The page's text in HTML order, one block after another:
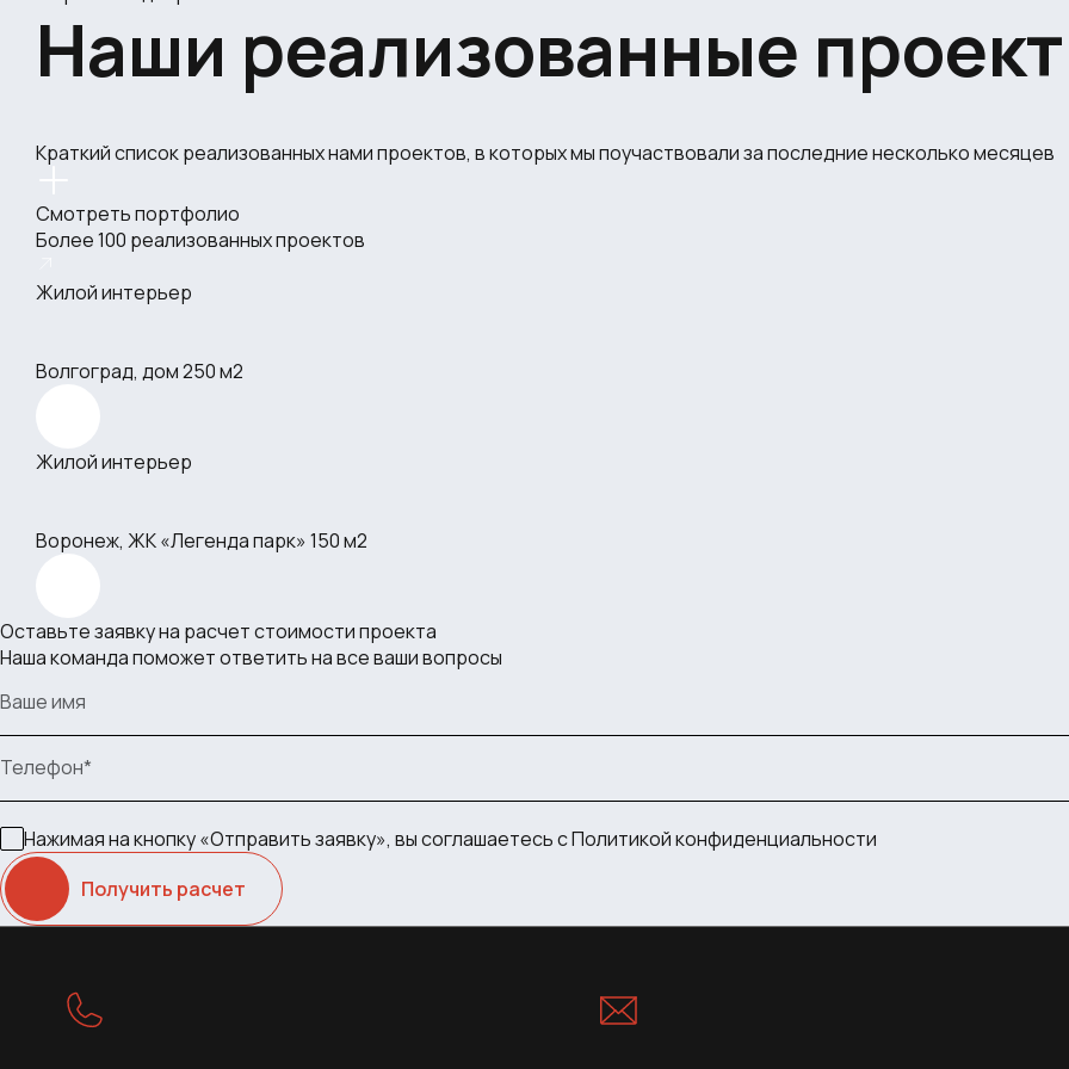
Наши реализованные
Краткий список реализованных нами проектов, в которых мы поучаствовали за последние несколько месяцев
Смотреть портфолио
Более 100 реализованных проектов
Жилой интерьер
Волгоград, дом 250 м2
Жилой интерьер
Воронеж, ЖК «Легенда парк» 150 м2
Оставьте заявку на расчет стоимости проекта
Наша команда поможет ответить на все ваши вопросы
Ваше имя
Телефон*
Нажимая на кнопку «Отправить заявку», вы соглашаетесь сПолитикой конфиденциальности
Получить расчет